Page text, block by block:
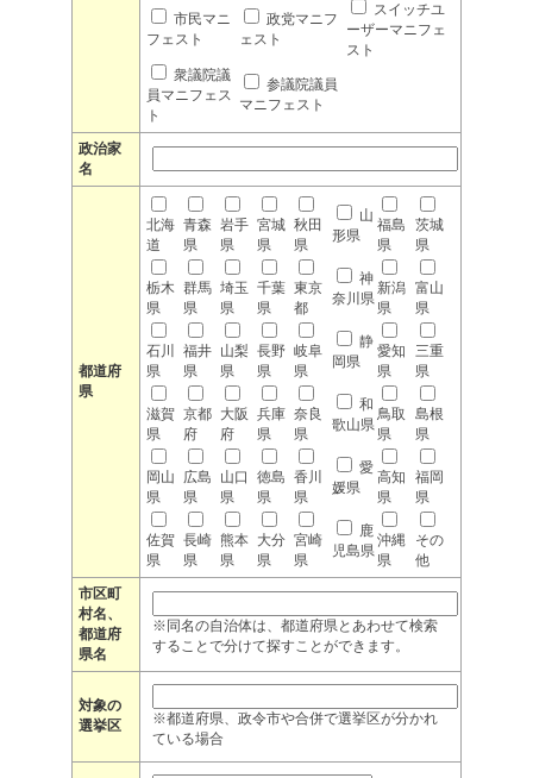
市民マニ
フェスト
政党マニフ
ェスト
スイッチユ
ーザーマニフェ
スト
衆議院議
員マニフェス
ト
参議院議員
マニフェスト
政治家
名
都道府
県
北海
道
青森
県
岩手
県
宮城
県
秋田
県
山
形県
福島
県
茨城
県
栃木
県
群馬
県
埼玉
県
千葉
県
東京
都
神
奈川県
新潟
県
富山
県
石川
県
福井
県
山梨
県
長野
県
岐阜
県
静
岡県
愛知
県
三重
県
滋賀
県
京都
府
大阪
府
兵庫
県
奈良
県
和
歌山県
鳥取
県
島根
県
岡山
県
広島
県
山口
県
徳島
県
香川
県
愛
媛県
高知
県
福岡
県
佐賀
県
長崎
県
熊本
県
大分
県
宮崎
県
鹿
児島県
沖縄
県
その
他
市区町
村名、
都道府
県名
※同名の自治体は、都道府県とあわせて検索
することで分けて探すことができます。
対象の
選挙区
※都道府県、政令市や合併で選挙区が分かれ
ている場合